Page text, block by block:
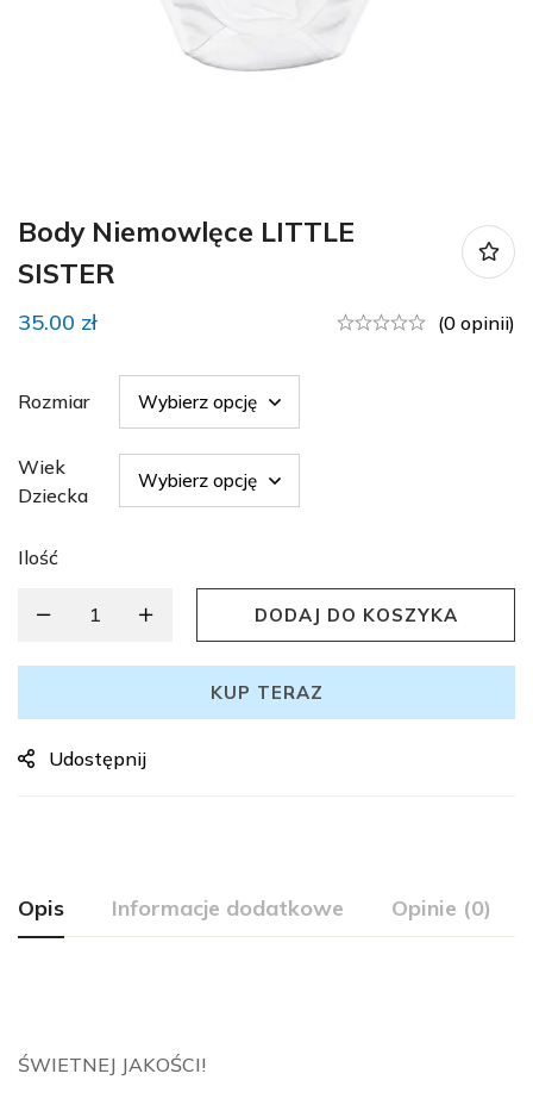
Body Niemowlęce LITTLE
SISTER
35.00 zł (0 opinii)
Rozmiar
Wiek
Dziecka
Ilość
DODAJ DO KOSZYKA
KUP TERAZ
Udostępnij
Opis Informacje dodatkowe Opinie (0)
ŚWIETNEJ JAKOŚCI!